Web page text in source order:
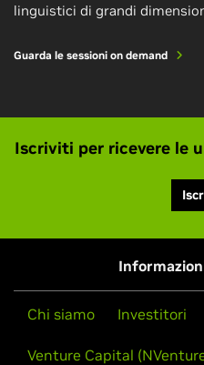
linguistici di grandi
Guarda le sessioni on demand
Iscriviti per ricevere le
Chi siamo Investitori
Venture Capital